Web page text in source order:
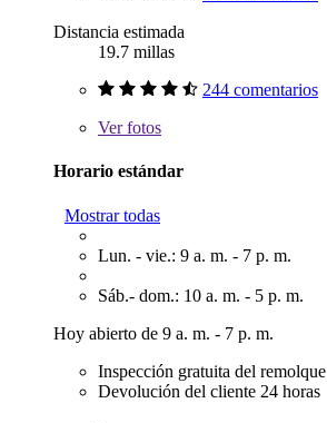
Distancia estimada
19.7 millas
244 comentarios
Verfotos
Horario estándar
Mostrar todas
Lun. - vie.: 9 a. m. - 7 p. m.
Sáb.- dom.: 10 a. m. - 5 p. m.
Hoy abierto de 9 a. m. - 7 p. m.
Inspección gratuita del remolque
Devolución del cliente 24 horas